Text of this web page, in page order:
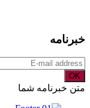
خبرنامه
OK
متن خبرنامه شما